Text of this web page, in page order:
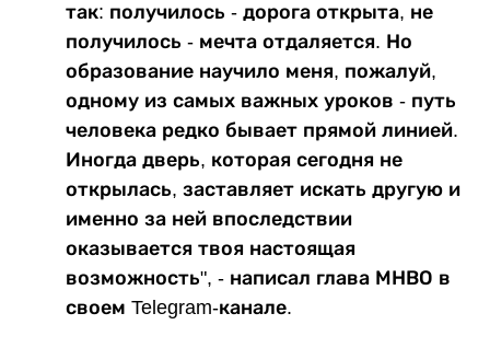
так: получилось - дорога открыта, не
получилось - мечта отдаляется. Но
образование научило меня, пожалуй,
одному из самых важных уроков - путь
человека редко бывает прямой линией.
Иногда дверь, которая сегодня не
открылась, заставляет искать другую и
именно за ней впоследствии
оказывается твоя настоящая
возможность", - написал глава МНВО в
своем Telegram-канале.